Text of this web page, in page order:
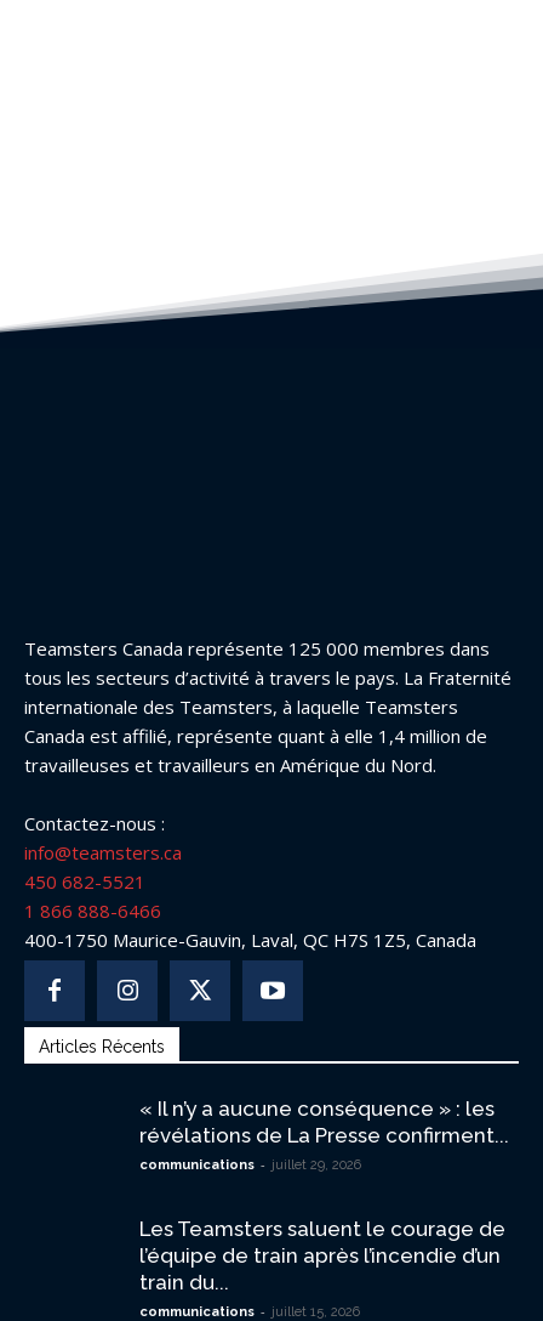
Teamsters Canada représente 125 000 membres dans
tous les secteurs d’activité à travers le pays. La Fraternité
internationale des Teamsters, à laquelle Teamsters
Canada est affilié, représente quant à elle 1,4 million de
travailleuses et travailleurs en Amérique du Nord.
Contactez-nous :
info@teamsters.ca
450 682-5521
1 866 888-6466
400-1750 Maurice-Gauvin, Laval, QC H7S 1Z5, Canada
Articles Récents
« Il n’y a aucune conséquence » : les
révélations de La Presse confirment...
communications - juillet 29, 2026
Les Teamsters saluent le courage de
l’équipe de train après l’incendie d’un
train du...
communications - juillet 15, 2026